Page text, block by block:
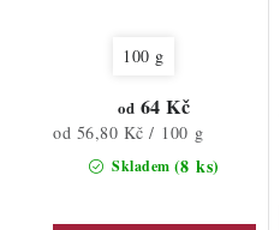
100 g
Skladem (8 ks)
od 64 Kč
Měrná
od 56,80 Kč / 100 g